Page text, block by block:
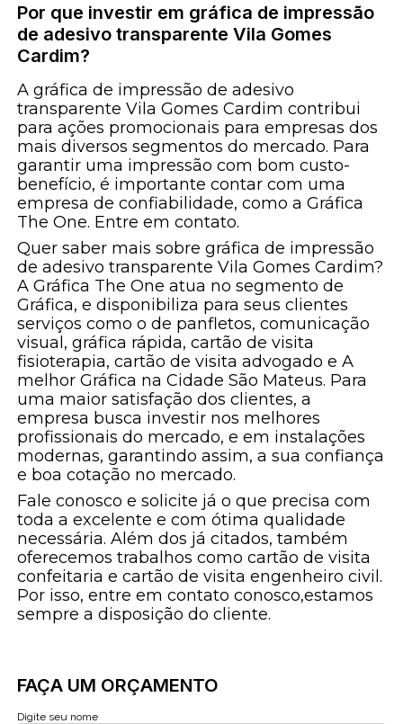
Por que investir em gráfica de impressão
de adesivo transparente Vila Gomes
Cardim?
A gráfica de impressão de adesivo
transparente Vila Gomes Cardim contribui
para ações promocionais para empresas dos
mais diversos segmentos do mercado. Para
garantir uma impressão com bom custo-
benefício, é importante contar com uma
empresa de confiabilidade, como a Gráfica
The One. Entre em contato.
Quer saber mais sobre gráfica de impressão
de adesivo transparente Vila Gomes Cardim?
A Gráfica The One atua no segmento de
Gráfica, e disponibiliza para seus clientes
serviços como o de panfletos, comunicação
visual, gráfica rápida, cartão de visita
fisioterapia, cartão de visita advogado e A
melhor Gráfica na Cidade São Mateus. Para
uma maior satisfação dos clientes, a
empresa busca investir nos melhores
profissionais do mercado, e em instalações
modernas, garantindo assim, a sua confiança
e boa cotação no mercado.
Fale conosco e solicite já o que precisa com
toda a excelente e com ótima qualidade
necessária. Além dos já citados, também
oferecemos trabalhos como cartão de visita
confeitaria e cartão de visita engenheiro civil.
Por isso, entre em contato conosco,estamos
sempre a disposição do cliente.
FAÇA UM ORÇAMENTO
Digite seu nome